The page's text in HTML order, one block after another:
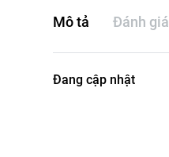
Mô tả Đánh giá
Đang cập nhật